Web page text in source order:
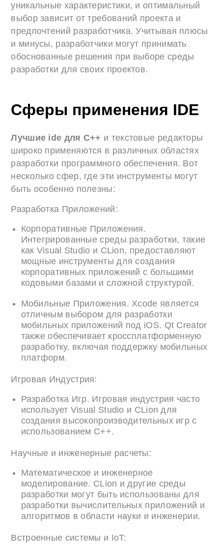
уникальные характеристики, и оптимальный
выбор зависит от требований проекта и
предпочтений разработчика. Учитывая плюсы
и минусы, разработчики могут принимать
обоснованные решения при выборе среды
разработки для своих проектов.
Сферы применения IDE
Лучшие ide для C++ и текстовые редакторы
широко применяются в различных областях
разработки программного обеспечения. Вот
несколько сфер, где эти инструменты могут
быть особенно полезны:
Разработка Приложений:
Корпоративные Приложения.
Интегрированные среды разработки, такие
как Visual Studio и CLion, предоставляют
мощные инструменты для создания
корпоративных приложений с большими
кодовыми базами и сложной структурой.
Мобильные Приложения. Xcode является
отличным выбором для разработки
мобильных приложений под iOS. Qt Creator
также обеспечивает кроссплатформенную
разработку, включая поддержку мобильных
платформ.
Игровая Индустрия:
Разработка Игр. Игровая индустрия часто
использует Visual Studio и CLion для
создания высокопроизводительных игр с
использованием C++.
Научные и инженерные расчеты:
Математическое и инженерное
моделирование. CLion и другие среды
разработки могут быть использованы для
разработки вычислительных приложений и
алгоритмов в области науки и инженерии.
Встроенные системы и IoT: